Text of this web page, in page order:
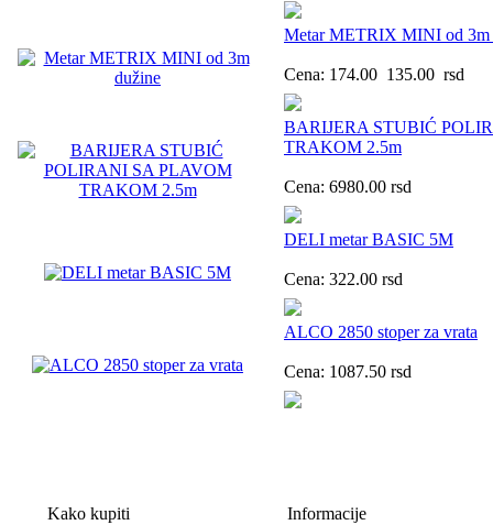
Metar METRIX MINI od 3m
Cena: 174.00 135.00 rsd
BARIJERA STUBIĆ
TRAKOM 2.5m
Cena: 6980.00 rsd
DELI metar BASIC 5M
Cena: 322.00 rsd
ALCO 2850 stoper za vrata
Cena: 1087.50 rsd
Kako kupiti
Informacije